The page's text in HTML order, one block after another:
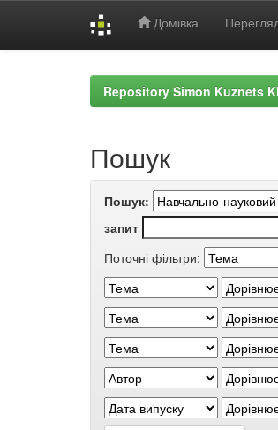
Домівка
Repository Simon Kuznets
Пошук
Пошук:
запит
Поточні фільтри: